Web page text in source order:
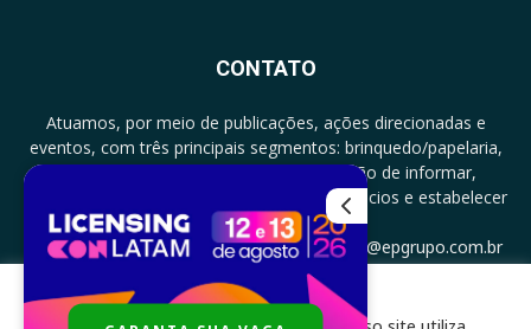
CONTATO
Atuamos, por meio de publicações, ações direcionadas e
eventos, com três principais segmentos: brinquedo/papelaria,
licenciamento e zero a três com a missão de informar,
documentar, proporcionar encontro de negócios e estabelecer
parcerias.
CONTATO: +5511994513097 - atendimento@epgrupo.com.br